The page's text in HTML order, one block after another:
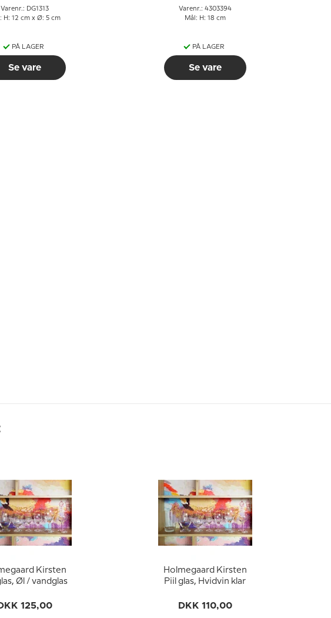
Varenr.: DG1313
H: 12 cm x Ø: 5 cm
PÅ LAGER
Se vare
Varenr.: 4303394
Mål: H: 18 cm
PÅ LAGER
Se vare
Kirsten
Øl / vandglas
125,00
Holmegaard Kirsten
Piil glas, Hvidvin klar
DKK 110,00